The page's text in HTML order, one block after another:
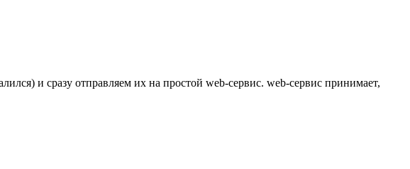
и сразу отправляем их на простой web-сервис. web-сервис принимает,